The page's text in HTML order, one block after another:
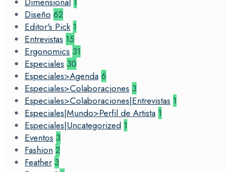
Diseño 62
Editor's Pick 1
Entrevistas 15
Ergonomics 31
Especiales 30
Especiales>Agenda 6
Especiales>Colaboraciones 3
Especiales>Colaboraciones|Entrevistas 1
Especiales|Mundo>Perfil de Artista 1
Especiales|Uncategorized 1
Eventos 3
Fashion 2
Feather 3